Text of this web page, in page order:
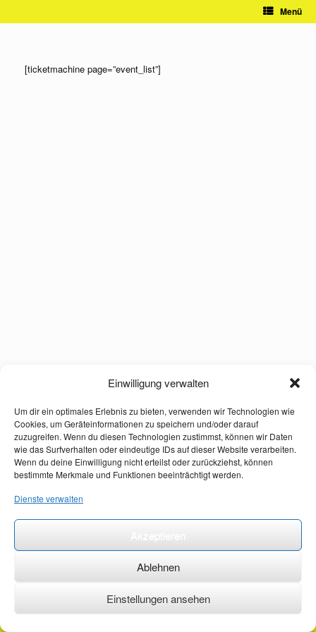
Einwilligung verwalten
Um dir ein optimales Erlebnis zu bieten, verwenden wir Technologien wie
Cookies, um Geräteinformationen zu speichern und/oder darauf
zuzugreifen. Wenn du diesen Technologien zustimmst, können wir Daten
wie das Surfverhalten oder eindeutige IDs auf dieser Website verarbeiten.
Wenn du deine Einwilligung nicht erteilst oder zurückziehst, können
bestimmte Merkmale und Funktionen beeinträchtigt werden.
Dienste verwalten
Ablehnen
Einstellungen ansehen
Menü
[ticketmachine page=”event_list”]
©2026 ·erstehilfekurs-mauch.de ·AGB ·Datenschutzerklärung ·Impressum ·